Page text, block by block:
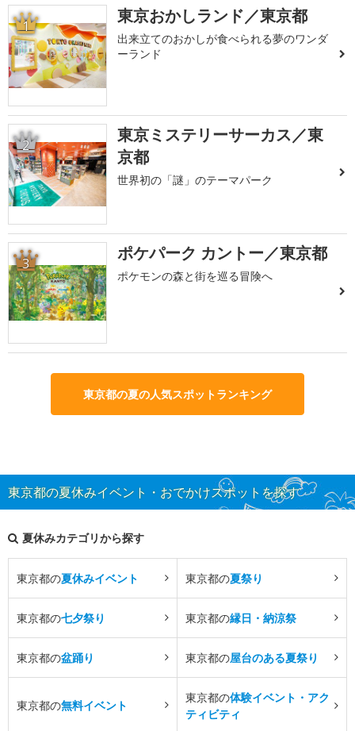
1 東京おかしランド／東京都
出来立てのおかしが食べられる夢のワンダ
ーランド
2
東京ミステリーサーカス／東
京都
世界初の「謎」のテーマパーク
3 ポケパーク カントー／東京都
ポケモンの森と街を巡る冒険へ
東京都の夏の人気スポットランキング
東京都の夏休みイベント・おでかけスポットを探す
夏休みカテゴリから探す
東京都の夏休みイベント 東京都の夏祭り
東京都の七夕祭り 東京都の縁日・納涼祭
東京都の盆踊り 東京都の屋台のある夏祭り
東京都の無料イベント
東京都の体験イベント・アク
ティビティ